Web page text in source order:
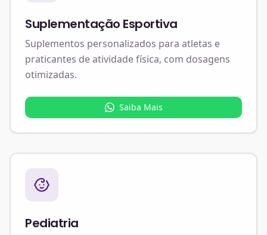
Suplementação Esportiva
Suplementos personalizados para atletas e
praticantes de atividade física, com dosagens
otimizadas.
Saiba Mais
Pediatria